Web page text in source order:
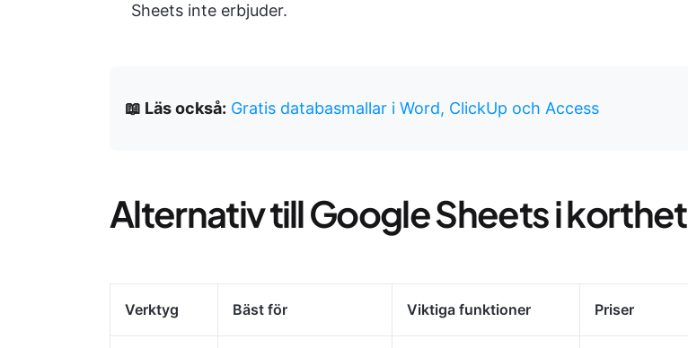
Sheets inte erbjuder.
📖 Läs också: Gratis databasmallar i Word, ClickUp och Access
Alternativ till Google Sheets i korthet
Verktyg Bäst för Viktiga funktioner Priser